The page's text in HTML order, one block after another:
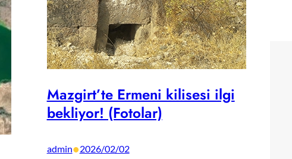
Mazgirt’te Ermeni kilisesi ilgi
bekliyor! (Fotolar)
admin•2026/02/02